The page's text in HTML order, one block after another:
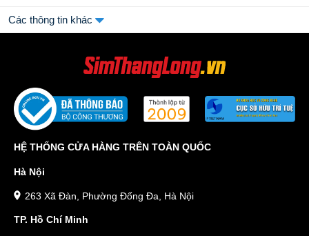
Các thông tin khác
HỆ THỐNG CỬA HÀNG TRÊN TOÀN QUỐC
Hà Nội
263 Xã Đàn, Phường Đống Đa, Hà Nội
TP. Hồ Chí Minh